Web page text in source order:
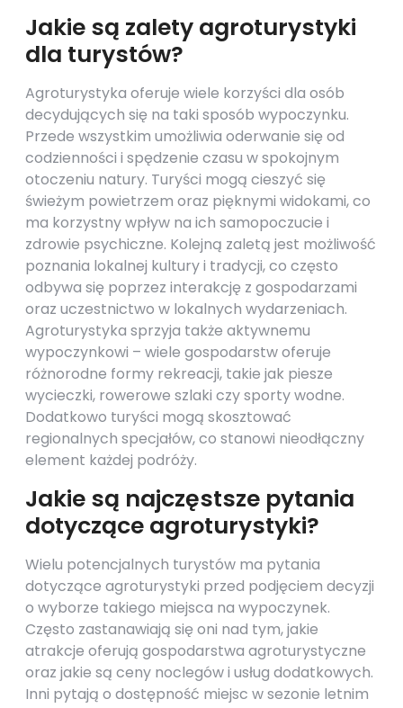
Jakie są zalety agroturystyki
dla turystów?
Agroturystyka oferuje wiele korzyści dla osób
decydujących się na taki sposób wypoczynku.
Przede wszystkim umożliwia oderwanie się od
codzienności i spędzenie czasu w spokojnym
otoczeniu natury. Turyści mogą cieszyć się
świeżym powietrzem oraz pięknymi widokami, co
ma korzystny wpływ na ich samopoczucie i
zdrowie psychiczne. Kolejną zaletą jest możliwość
poznania lokalnej kultury i tradycji, co często
odbywa się poprzez interakcję z gospodarzami
oraz uczestnictwo w lokalnych wydarzeniach.
Agroturystyka sprzyja także aktywnemu
wypoczynkowi – wiele gospodarstw oferuje
różnorodne formy rekreacji, takie jak piesze
wycieczki, rowerowe szlaki czy sporty wodne.
Dodatkowo turyści mogą skosztować
regionalnych specjałów, co stanowi nieodłączny
element każdej podróży.
Jakie są najczęstsze pytania
dotyczące agroturystyki?
Wielu potencjalnych turystów ma pytania
dotyczące agroturystyki przed podjęciem decyzji
o wyborze takiego miejsca na wypoczynek.
Często zastanawiają się oni nad tym, jakie
atrakcje oferują gospodarstwa agroturystyczne
oraz jakie są ceny noclegów i usług dodatkowych.
Inni pytają o dostępność miejsc w sezonie letnim